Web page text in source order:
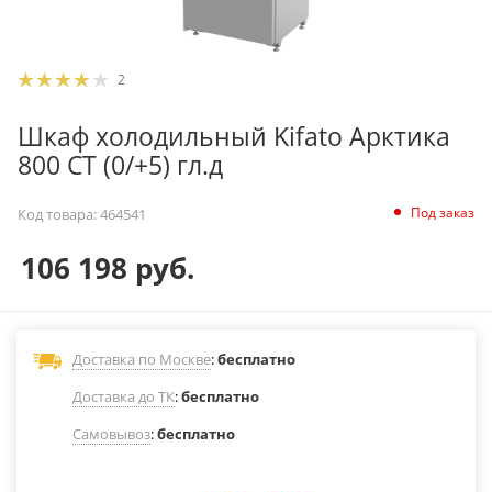
2
Шкаф холодильный Kifato Арктика
800 СТ (0/+5) гл.д
Код товара:464541 Под заказ
106 198 руб.
Доставка по Москве:бесплатно
Доставка до ТК:бесплатно
Самовывоз:бесплатно